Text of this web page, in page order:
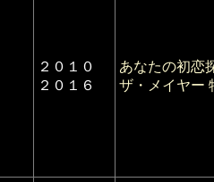
２０１０
２０１６
あなたの初恋
ザ・メイヤー